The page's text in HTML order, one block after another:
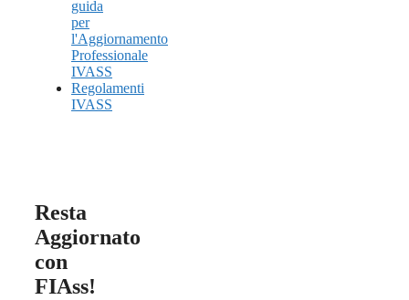
guida
per
l'Aggiornamento
Professionale
IVASS
Regolamenti
IVASS
Resta
Aggiornato
con
FIAss!